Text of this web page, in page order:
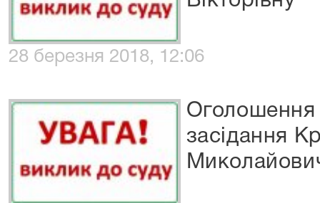
28 березня 2018, 12:06
Оголошення
засідання